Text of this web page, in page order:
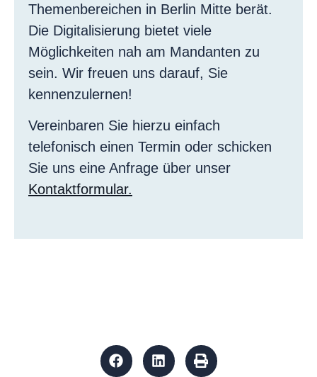
Themenbereichen in Berlin Mitte berät.
Die Digitalisierung bietet viele
Möglichkeiten nah am Mandanten zu
sein. Wir freuen uns darauf, Sie
kennenzulernen!
Vereinbaren Sie hierzu einfach
telefonisch einen Termin oder schicken
Sie uns eine Anfrage über unser
Kontaktformular.